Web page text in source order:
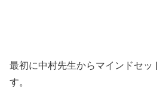
最初に中村先生からマインドセッ
す。